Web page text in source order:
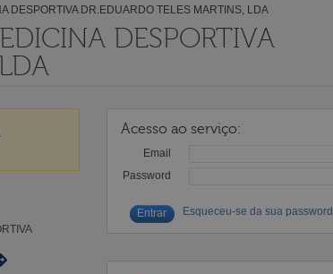
DESPORTIVA DR.EDUARDO TELES MARTINS, LDA
DESPORTIVA
Acesso ao serviço:
Email
Password
Esqueceu-se da sua